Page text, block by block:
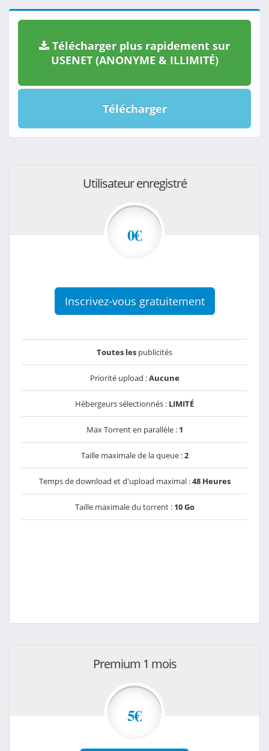
Télécharger plus rapidement sur
USENET (ANONYME & ILLIMITÉ)
Télécharger
Utilisateur enregistré
0€
Inscrivez-vous gratuitement
Toutes les publicités
Priorité upload :Aucune
Hébergeurs sélectionnés : LIMITÉ
Max Torrent en parallèle : 1
Taille maximale de la queue :2
Temps de download et d'upload maximal :48 Heures
Taille maximale du torrent : 10 Go
Premium 1 mois
5€